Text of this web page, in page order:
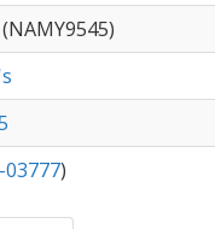
(NAMY9545)
03777)